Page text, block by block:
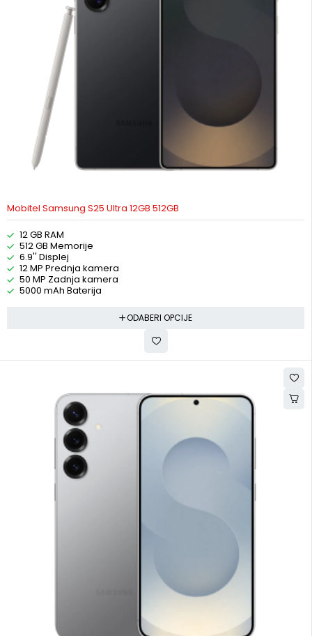
Mobitel Samsung S25 Ultra 12GB 512GB
12 GB RAM
512 GB Memorije
6.9'' Displej
12 MP Prednja kamera
50 MP Zadnja kamera
5000 mAh Baterija
ODABERI OPCIJE